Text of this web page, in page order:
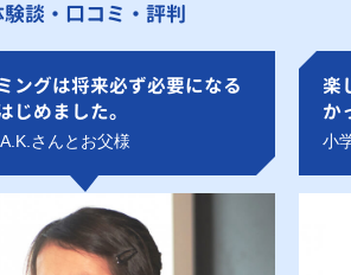
談・口コミ・評判
ングは将来必ず必要になる
じめました。
さんとお父様
楽
か
小